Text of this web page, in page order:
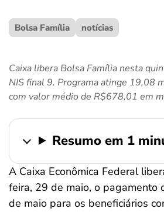
Bolsa Família notícias
Caixa libera Bolsa Família nesta
NIS final 9. Programa atinge 19,08
com valor médio de R$678,01 em
Resumo em 1
A Caixa Econômica Federal
feira, 29 de maio, o pagamento
de maio para os beneficiários